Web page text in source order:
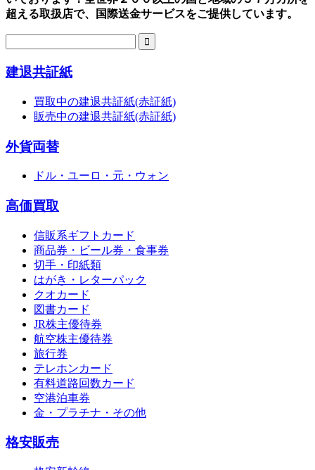
超える取扱店で、国際送金サービスをご提供しています。
建退共証紙
買取中の建退共証紙(赤証紙)
販売中の建退共証紙(赤証紙)
外貨両替
ドル・ユーロ・元・ウォン
高価買取
信販系ギフトカード
商品券・ビール券・食事券
切手・印紙類
はがき・レターパック
クオカード
図書カード
JR株主優待券
航空株主優待券
旅行券
テレホンカード
有料道路回数カード
空港泊車券
金・プラチナ・その他
格安販売